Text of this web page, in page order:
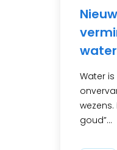
Water
goud”...